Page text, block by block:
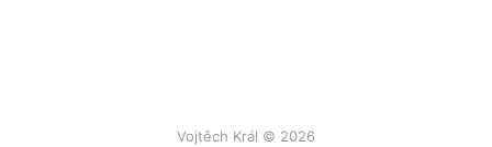
Vojtěch Král © 2026